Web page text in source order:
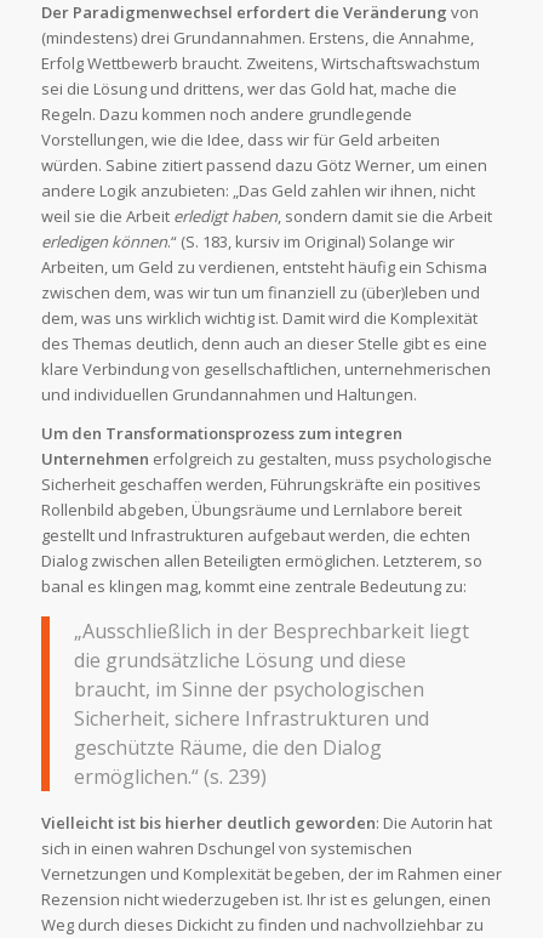
Der Paradigmenwechsel erfordert die Veränderung von
(mindestens) drei Grundannahmen. Erstens, die Annahme,
Erfolg Wettbewerb braucht. Zweitens, Wirtschaftswachstum
sei die Lösung und drittens, wer das Gold hat, mache die
Regeln. Dazu kommen noch andere grundlegende
Vorstellungen, wie die Idee, dass wir für Geld arbeiten
würden. Sabine zitiert passend dazu Götz Werner, um einen
andere Logik anzubieten: „Das Geld zahlen wir ihnen, nicht
weil sie die Arbeit erledigt haben, sondern damit sie die Arbeit
erledigen können.“ (S. 183, kursiv im Original) Solange wir
Arbeiten, um Geld zu verdienen, entsteht häufig ein Schisma
zwischen dem, was wir tun um finanziell zu (über)leben und
dem, was uns wirklich wichtig ist. Damit wird die Komplexität
des Themas deutlich, denn auch an dieser Stelle gibt es eine
klare Verbindung von gesellschaftlichen, unternehmerischen
und individuellen Grundannahmen und Haltungen.
Um den Transformationsprozess zum integren
Unternehmen erfolgreich zu gestalten, muss psychologische
Sicherheit geschaffen werden, Führungskräfte ein positives
Rollenbild abgeben, Übungsräume und Lernlabore bereit
gestellt und Infrastrukturen aufgebaut werden, die echten
Dialog zwischen allen Beteiligten ermöglichen. Letzterem, so
banal es klingen mag, kommt eine zentrale Bedeutung zu:
„Ausschließlich in der Besprechbarkeit liegt
die grundsätzliche Lösung und diese
braucht, im Sinne der psychologischen
Sicherheit, sichere Infrastrukturen und
geschützte Räume, die den Dialog
ermöglichen.“ (s. 239)
Vielleicht ist bis hierher deutlich geworden: Die Autorin hat
sich in einen wahren Dschungel von systemischen
Vernetzungen und Komplexität begeben, der im Rahmen einer
Rezension nicht wiederzugeben ist. Ihr ist es gelungen, einen
Weg durch dieses Dickicht zu finden und nachvollziehbar zu